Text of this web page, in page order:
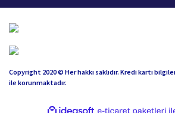
Copyright 2020 © Her hakkı saklıdır. Kredi kartı
ile korunmaktadır.
ideasoft e-